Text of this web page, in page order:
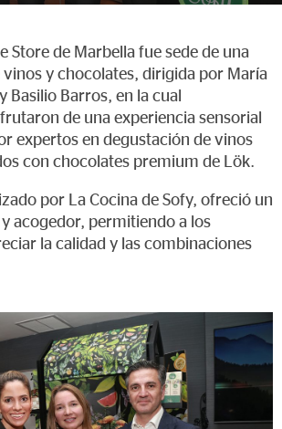
Store de Marbella fue sede de una
vinos y chocolates, dirigida por María
Basilio Barros, en la cual
de una experiencia sensorial
expertos en degustación de vinos
con chocolates premium de Lök.
por La Cocina de Sofy, ofreció un
acogedor, permitiendo a los
la calidad y las combinaciones